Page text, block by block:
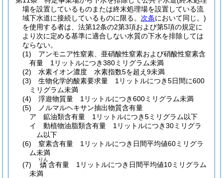
場を設置しているものまたは終末処理場を設置している流
域下水道に接続しているものに限る。 次条において同じ。)
を使用する者は、法第12条の2第3項および第5項の規定に
より次に定める基準に適合しない水質の下水を排除しては
ならない。
(1)
アンモニア性窒素、亜硝酸性窒素および硝酸性窒素含
有量 1リットルにつき380ミリグラム未満
(2)
水素イオン濃度 水素指数5を超え9未満
(3)
生物化学的酸素要求量 1リットルにつき5日間に600
ミリグラム未満
(4)
浮遊物質量 1リットルにつき600ミリグラム未満
(5)
ノルマルヘキサン抽出物質含有量
ア
鉱油類含有量 1リットルにつき5ミリグラム以下
イ
動植物油脂類含有量 1リットルにつき30ミリグラ
ム以下
(6)
窒素含有量 1リットルにつき日間平均値60ミリグラ
ム未満
(7)
燐
りん
含有量 1リットルにつき日間平均値10ミリグラム
未満